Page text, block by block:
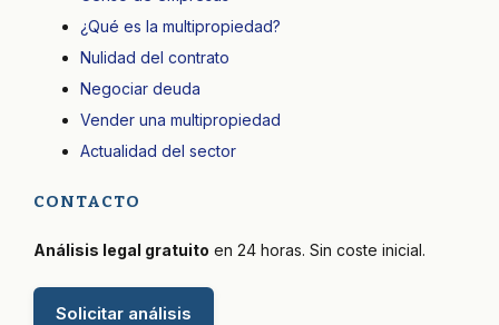
¿Qué es la multipropiedad?
Nulidad del contrato
Negociar deuda
Vender una multipropiedad
Actualidad del sector
CONTACTO
Análisis legal gratuito en 24 horas. Sin coste inicial.
Solicitar análisis